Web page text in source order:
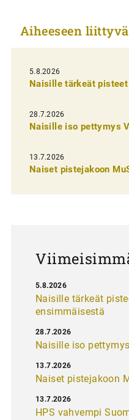
k
e
l
i
e
n
e
Aiheeseen
5.8.2026
Naisille tärkeät
28.7.2026
Naisille iso pettymys
13.7.2026
Naiset pistejakoon
Naisille tärkeät
ensimmäisestä
5.8.2026
Naisille iso
28.7.2026
Naiset pistejakoon
13.7.2026
HPS vahvempi
13.7.2026